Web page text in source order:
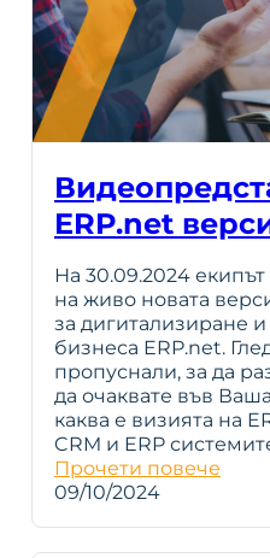
ERP.net
На 30.09.2024
на живо новата
за дигитализиране
бизнеса ERP.net.
пропуснали, за да
да очаквате във
каква е визията на
CRM и ERP
Прочети повече
09/10/2024